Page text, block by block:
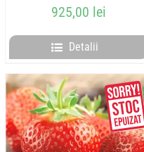
Coșul meu
Caută
925,00 lei
Detalii